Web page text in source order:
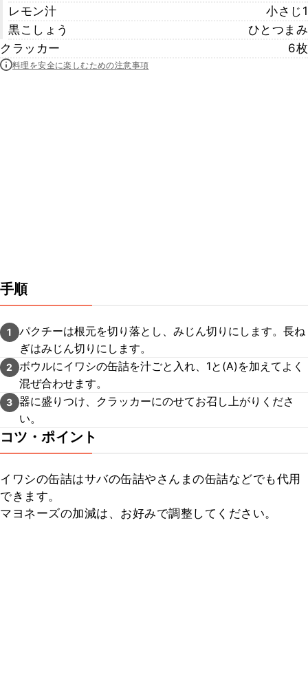
レモン汁
小さじ1
黒こしょう
ひとつまみ
クラッカー
6枚
料理を安全に楽しむための注意事項
手順
1
パクチーは根元を切り落とし、みじん切りにします。長ね
ぎはみじん切りにします。
2
ボウルにイワシの缶詰を汁ごと入れ、1と(A)を加えてよく
混ぜ合わせます。
3 器に盛りつけ、クラッカーにのせてお召し上がりくださ
い。
コツ・ポイント
イワシの缶詰はサバの缶詰やさんまの缶詰などでも代用
できます。
マヨネーズの加減は、お好みで調整してください。